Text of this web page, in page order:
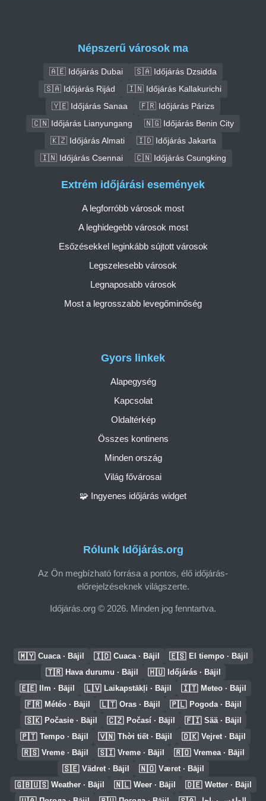
Népszerű városok ma
🇦🇪 Időjárás Dubai
🇸🇦 Időjárás Dzsidda
🇸🇦 Időjárás Rijád
🇮🇳 Időjárás Kallakurichi
🇾🇪 Időjárás Sanaa
🇫🇷 Időjárás Párizs
🇨🇳 Időjárás Lianyungang
🇳🇬 Időjárás Benin City
🇰🇿 Időjárás Almati
🇮🇩 Időjárás Jakarta
🇮🇳 Időjárás Csennai
🇨🇳 Időjárás Csungking
Rólunk Időjárás.org
Az Ön megbízható forrása a pontos, élő időjárás-
előrejelzéseknek világszerte.
Időjárás.org © 2026. Minden jog fenntartva.
Gyors linkek
Alapegység
Kapcsolat
Oldaltérkép
Összes kontinens
Minden ország
Világ fővárosai
🧩 Ingyenes időjárás widget
Extrém időjárási események
A legforróbb városok most
A leghidegebb városok most
Esőzésekkel leginkább sújtott városok
Legszelesebb városok
Legnaposabb városok
Most a legrosszabb levegőminőség
🇲🇾 Cuaca · Bājil 🇮🇩 Cuaca · Bājil 🇪🇸 El tiempo · Bājil
🇹🇷 Hava durumu · Bājil 🇭🇺 Időjárás · Bājil
🇪🇪 Ilm · Bājil 🇱🇻 Laikapstākļi · Bājil 🇮🇹 Meteo · Bājil
🇫🇷 Météo · Bājil 🇱🇹 Oras · Bājil 🇵🇱 Pogoda · Bājil
🇸🇰 Počasie · Bājil 🇨🇿 Počasí · Bājil 🇫🇮 Sää · Bājil
🇵🇹 Tempo · Bājil 🇻🇳 Thời tiết · Bājil 🇩🇰 Vejret · Bājil
🇷🇸 Vreme · Bājil 🇸🇮 Vreme · Bājil 🇷🇴 Vremea · Bājil
🇸🇪 Vädret · Bājil 🇳🇴 Været · Bājil
🇬🇧🇺🇸 Weather · Bājil 🇳🇱 Weer · Bājil 🇩🇪 Wetter · Bājil